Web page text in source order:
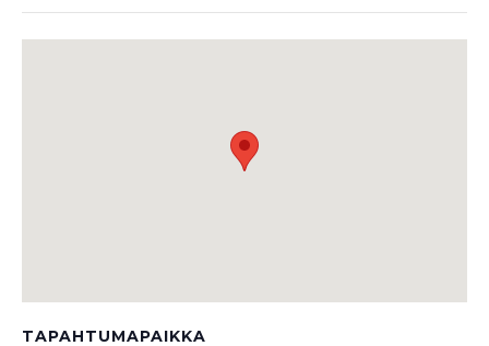
TAPAHTUMAPAIKKA